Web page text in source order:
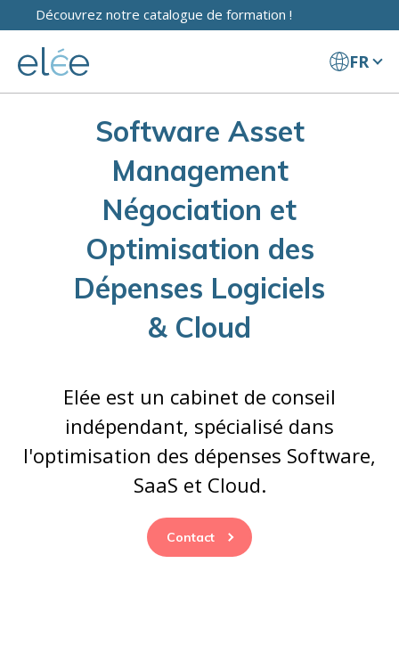
Découvrez notre catalogue de formation !
FR
Software Asset
Management
Négociation et
Optimisation des
Dépenses Logiciels
& Cloud
Elée est un cabinet de conseil
indépendant, spécialisé dans
l'optimisation des dépenses Software,
SaaS et Cloud.
Contact